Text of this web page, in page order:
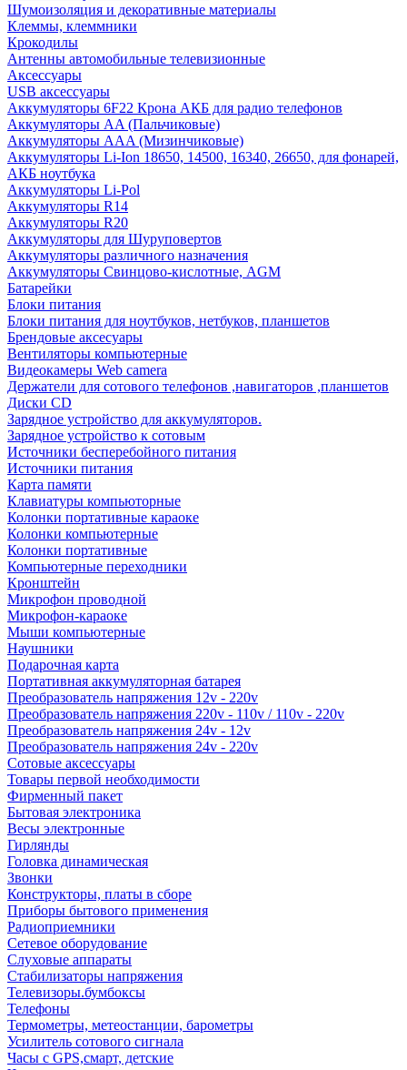
Шумоизоляция и декоративные материалы
Клеммы, клеммники
Крокодилы
Антенны автомобильные телевизионные
Аксессуары
USB аксессуары
Аккумуляторы 6F22 Крона АКБ для радио телефонов
Аккумуляторы AA (Пальчиковые)
Аккумуляторы AAA (Мизинчиковые)
Аккумуляторы Li-Ion 18650, 14500, 16340, 26650, для фонарей,
АКБ ноутбука
Аккумуляторы Li-Pol
Аккумуляторы R14
Аккумуляторы R20
Аккумуляторы для Шуруповертов
Аккумуляторы различного назначения
Аккумуляторы Свинцово-кислотные, AGM
Батарейки
Блоки питания
Блоки питания для ноутбуков, нетбуков, планшетов
Брендовые аксесуары
Вентиляторы компьютерные
Видеокамеры Web camera
Держатели для сотового телефонов ,навигаторов ,планшетов
Диски CD
Зарядное устройство для аккумуляторов.
Зарядное устройство к сотовым
Источники бесперебойного питания
Источники питания
Карта памяти
Клавиатуры компьюторные
Колонки портативные караоке
Колонки компьютерные
Колонки портативные
Компьютерные переходники
Кронштейн
Микрофон проводной
Микрофон-караоке
Мыши компьютерные
Наушники
Подарочная карта
Портативная аккумуляторная батарея
Преобразователь напряжения 12v - 220v
Преобразователь напряжения 220v - 110v / 110v - 220v
Преобразователь напряжения 24v - 12v
Преобразователь напряжения 24v - 220v
Сотовые аксессуары
Товары первой необходимости
Фирменный пакет
Бытовая электроника
Весы электронные
Гирлянды
Головка динамическая
Звонки
Конструкторы, платы в сборе
Приборы бытового применения
Радиоприемники
Сетевое оборудование
Слуховые аппараты
Стабилизаторы напряжения
Телевизоры.бумбоксы
Телефоны
Термометры, метеостанции, барометры
Усилитель сотового сигнала
Часы с GPS,смарт, детские